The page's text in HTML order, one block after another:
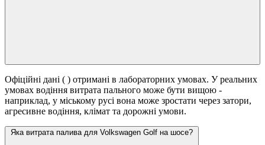
Офіційні дані ( ) отримані в лабораторних умовах. У реальних
умовах водіння витрата пального може бути вищою -
наприклад, у міському русі вона може зростати через затори,
агресивне водіння, клімат та дорожні умови.
Яка витрата палива для Volkswagen Golf на шосе?